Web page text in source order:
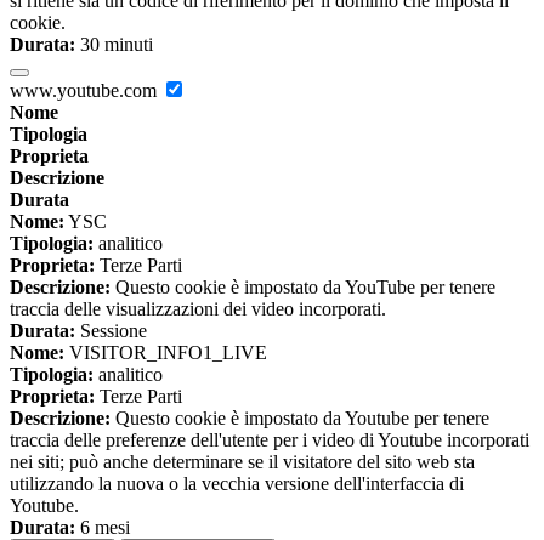
cookie.
Durata: 30 minuti
www.youtube.com
Nome
Tipologia
Proprieta
Descrizione
Durata
Nome: YSC
Tipologia: analitico
Proprieta: Terze Parti
Descrizione: Questo cookie è impostato da YouTube per tenere
traccia delle visualizzazioni dei video incorporati.
Durata: Sessione
Nome: VISITOR_INFO1_LIVE
Tipologia: analitico
Proprieta: Terze Parti
Descrizione: Questo cookie è impostato da Youtube per tenere
traccia delle preferenze dell'utente per i video di Youtube incorporati
nei siti; può anche determinare se il visitatore del sito web sta
utilizzando la nuova o la vecchia versione dell'interfaccia di
Youtube.
Durata: 6 mesi